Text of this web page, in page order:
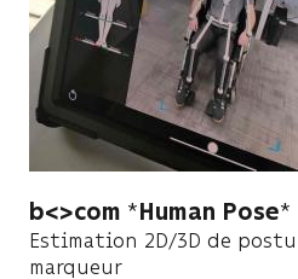
b<>com Human Pose
Estimation 2D/3D de
marqueur